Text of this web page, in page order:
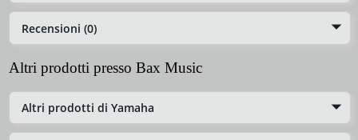
Recensioni (0)
Altri prodotti presso Bax Music
Altri prodotti di Yamaha